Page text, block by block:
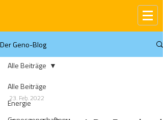
Der Geno-Blog
Alle Beiträge
Energie
Alle Beiträge
23. Feb. 2022